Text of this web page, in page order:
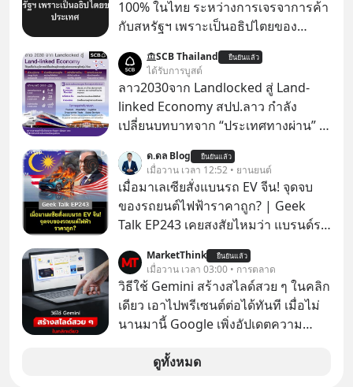
100% ในไทย ระหว่างการเจรจาการค้า
กับสหรัฐฯ เพราะเป็นอธิปไตยของ
ประกาศจุดยืนชัดเจนว่า จะไม่อนุญาต
ให้บริษัทสหรัฐฯ ตั้งบริษัทโทรคมนาคม
ดาวเทียมที่ถือหุ้น 100% โดยชาวต่าง
ชาติ ในระหว่างการเจรจาการค้ากับ
ประเด็นด้านอธิปไตยของประเทศ
SCB Thailand ยืนยันแล้ว
ได้รับการบูสต์
ลาว2030จาก Landlocked สู่ Land-
linked Economy สปป.ลาว กำลัง
เปลี่ยนบทบาทจาก “ประเทศทางผ่าน” สู่
ของอนุภูมิภาคลุ่มแม่น้ำโขง
ด.ดล Blog ยืนยันแล้ว
เมื่อวาน เวลา 12:52 • ยานยนต์
เมื่อมาเลเซียสั่งแบนรถ EV จีน! จุดจบ
ของรถยนต์ไฟฟ้าราคาถูก? | Geek
Talk EP243 เคยสงสัยไหมว่า แบรนด์รถ
ราบคาบ จะถูกสกัดดาวรุ่งจนต้องเบรก
หัวทิ่มได้อย่างไร? นี่คือเรื่องจริงที่เพิ่ง
เกิดขึ้นในมาเลเซีย เมื่อรัฐบาลประกาศ
งัด “กฎเหล็ก” สั่งบล็อกการนำเข้ารถ EV
กำแพงราคานำเข้าขั้นต่ำสูงถึง 1.7 ล้าน
บาท! งานนี้ทำเอาค่ายยักษ์ใหญ่อย่าง
MarketThink ยืนยันแล้ว
เมื่อวาน เวลา 03:00 • การตลาด
วิธีใช้ Gemini สร้างสไลด์สวย ๆ ในคลิก
เดียว เอาไปพรีเซนต์ต่อได้ทันที เมื่อไม่
นานมานี้ Google เพิ่งอัปเดตความ
สามารถใช้ Gemini ช่วยสร้างสไลด์นำ
ดูทั้งหมด